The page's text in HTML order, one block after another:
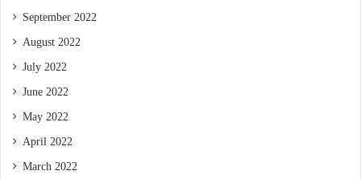
September 2022
August 2022
July 2022
June 2022
May 2022
April 2022
March 2022